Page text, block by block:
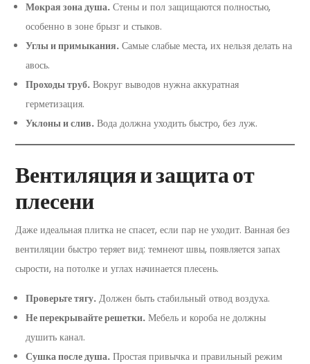
Мокрая зона душа. Стены и пол защищаются полностью,
особенно в зоне брызг и стыков.
Углы и примыкания. Самые слабые места, их нельзя делать на
авось.
Проходы труб. Вокруг выводов нужна аккуратная
герметизация.
Уклоны и слив. Вода должна уходить быстро, без луж.
Вентиляция и защита от
плесени
Даже идеальная плитка не спасет, если пар не уходит. Ванная без
вентиляции быстро теряет вид: темнеют швы, появляется запах
сырости, на потолке и углах начинается плесень.
Проверьте тягу. Должен быть стабильный отвод воздуха.
Не перекрывайте решетки. Мебель и короба не должны
душить канал.
Сушка после душа. Простая привычка и правильный режим